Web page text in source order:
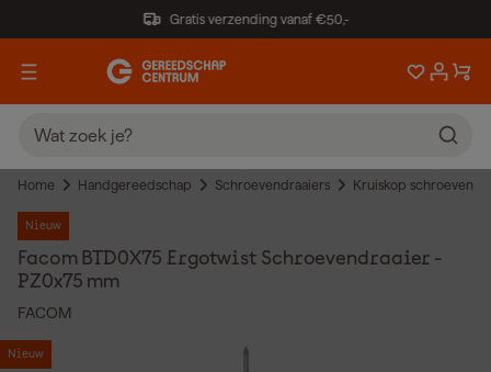
Gratis verzending vanaf €50,-
Home Handgereedschap Schroevendraaiers Kruiskop
Nieuw
Facom BTD0X75 Ergotwist Schroevendraaier -
PZ0x75 mm
FACOM
Nieuw